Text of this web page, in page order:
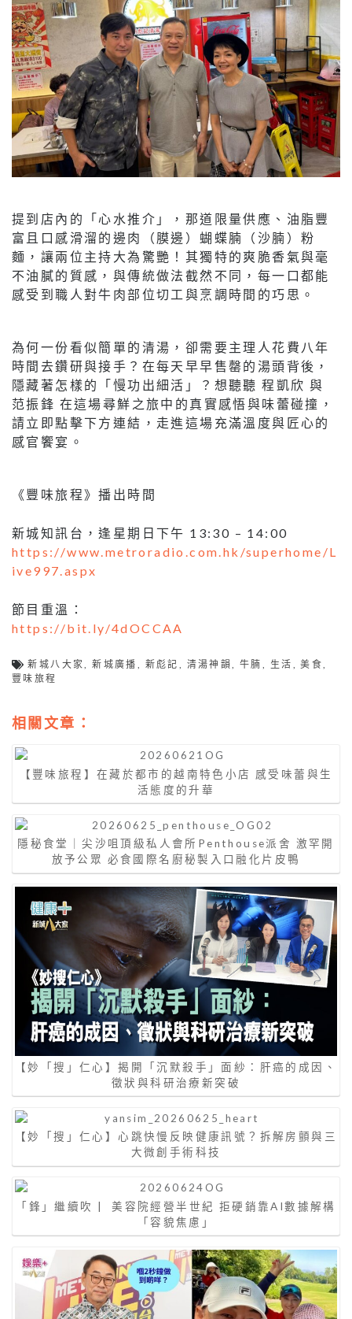
提到店內的「心水推介」，那道限量供應、油脂豐
富且口感滑溜的邊肉（膜邊）蝴蝶腩（沙腩）粉
麵，讓兩位主持大為驚艷！其獨特的爽脆香氣與毫
不油膩的質感，與傳統做法截然不同，每一口都能
感受到職人對牛肉部位切工與烹調時間的巧思。
為何一份看似簡單的清湯，卻需要主理人花費八年
時間去鑽研與接手？在每天早早售罄的湯頭背後，
隱藏著怎樣的「慢功出細活」？想聽聽 程凱欣 與
范振鋒 在這場尋鮮之旅中的真實感悟與味蕾碰撞，
請立即點擊下方連結，走進這場充滿溫度與匠心的
感官饗宴。
《豐味旅程》播出時間
新城知訊台，逢星期日下午 13:30 – 14:00
https://www.metroradio.com.hk/superhome/L
ive997.aspx
節目重溫：
https://bit.ly/4dOCCAA
新城八大家 ,新城廣播 新彪記 清湯神韻 ,牛腩 生活 ,美食
豐味旅程
相關文章：
【豐味旅程】在藏於都市的越南特色小店 感受味蕾與生
活態度的升華
隱秘食堂｜尖沙咀頂級私人會所Penthouse派舍 激罕開
放予公眾 必食國際名廚秘製入口融化片皮鴨
【妙「搜」仁心】揭開「沉默殺手」面紗：肝癌的成因、
徵狀與科研治療新突破
【妙「搜」仁心】心跳快慢反映健康訊號？拆解房顫與三
大微創手術科技
「鋒」繼續吹 | 美容院經營半世紀 拒硬銷靠AI數據解構
「容貌焦慮」